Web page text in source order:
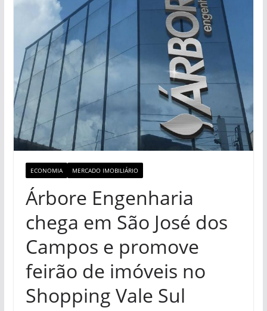
ECONOMIA MERCADO IMOBILIÁRIO
Árbore Engenharia
chega em São José dos
Campos e promove
feirão de imóveis no
Shopping Vale Sul